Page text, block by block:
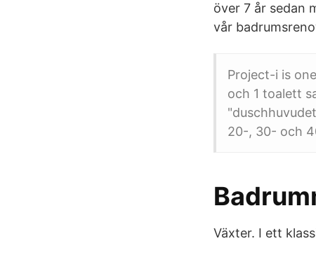
över 7 år sedan
vår
Project-i is
och 1 toalett
20-, 30- och
Växter. I ett